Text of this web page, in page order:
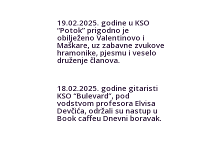
19.02.2025. godine u KSO
“Potok” prigodno je
obilježeno Valentinovo i
Maškare, uz zabavne zvukove
hramonike, pjesmu i veselo
druženje članova.
18.02.2025. godine gitaristi
KSO “Bulevard”, pod
vodstvom profesora Elvisa
Devčića, održali su nastup u
Book caffeu Dnevni boravak.